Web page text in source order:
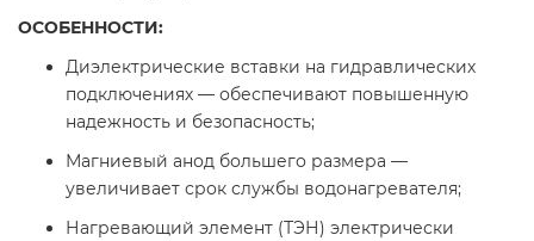
ОСОБЕННОСТИ:
Диэлектрические вставки на гидравлических
подключениях — обеспечивают повышенную
надежность и безопасность;
Магниевый анод большего размера —
увеличивает срок службы водонагревателя;
Нагревающий элемент (ТЭН) электрически